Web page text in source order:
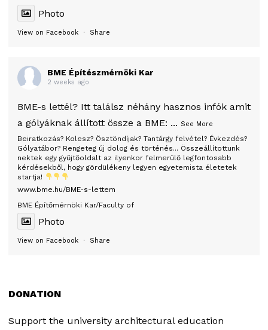
Photo
View on Facebook · Share
BME Építészmérnöki Kar
2 weeks ago
BME-s lettél? Itt találsz néhány hasznos infók amit
a gólyáknak állított össze a BME:
Beiratkozás? Kolesz? Ösztöndíjak? Tantárgy felvétel? Évkezdés?
Gólyatábor? Rengeteg új dolog és történés... Összeállítottunk
nektek egy gyűjtőoldalt az ilyenkor felmerülő legfontosabb
kérdésekből, hogy gördülékeny legyen egyetemista életetek
startja!
www.bme.hu/BME-s-lettem
BME Építőmérnöki Kar/Faculty of
... See More
Photo
View on Facebook · Share
DONATION
Support the university architectural education